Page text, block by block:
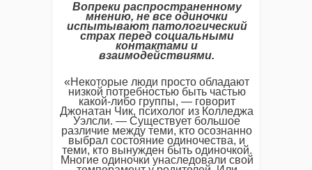
Вопреки распространенному
мнению, не все одиночки
испытывают патологический
страх перед социальными
контактами и
взаимодействиями.
«Некоторые люди просто обладают
низкой потребностью быть частью
какой-либо группы, — говорит
Джонатан Чик, психолог из Колледжа
Уэлсли. — Существует большое
различие между теми, кто осознанно
выбрал состояние одиночества, и
теми, кто вынужден быть одиночкой.
Многие одиночки унаследовали свой